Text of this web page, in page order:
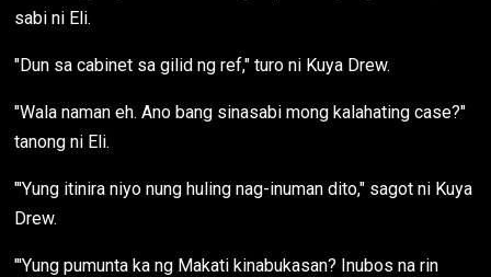
sabi ni Eli.
"Dun sa cabinet sa gilid ng ref," turo ni Kuya Drew.
"Wala naman eh. Ano bang sinasabi mong kalahating case?"
tanong ni Eli.
"'Yung itinira niyo nung huling nag-inuman dito," sagot ni Kuya
Drew.
"'Yung pumunta ka ng Makati kinabukasan? Inubos na rin